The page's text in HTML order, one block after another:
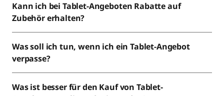
Kann ich bei Tablet-Angeboten Rabatte auf
Zubehör erhalten?
Was soll ich tun, wenn ich ein Tablet-Angebot
verpasse?
Was ist besser für den Kauf von Tablet-